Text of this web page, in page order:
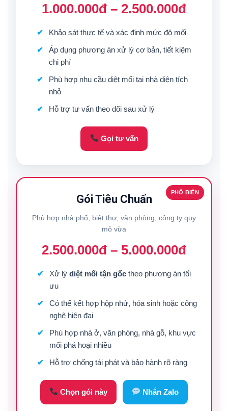
1.000.000đ – 2.500.000đ
Khảo sát thực tế và xác định mức độ mối
Áp dụng phương án xử lý cơ bản, tiết kiệm
chi phí
Phù hợp nhu cầu diệt mối tại nhà diện tích
nhỏ
Hỗ trợ tư vấn theo dõi sau xử lý
Gọi tư vấn
PHỔ BIẾN
Gói Tiêu Chuẩn
Phù hợp nhà phố, biệt thự, văn phòng, công ty quy
mô vừa
2.500.000đ – 5.000.000đ
Xử lý diệt mối tận gốctheo phương án tối
ưu
Có thể kết hợp hộp nhử, hóa sinh hoặc công
nghệ hiện đại
Phù hợp nhà ở, văn phòng, nhà gỗ, khu vực
mối phá hoại nhiều
Hỗ trợ chống tái phát và bảo hành rõ ràng
Chọn gói này Nhắn Zalo